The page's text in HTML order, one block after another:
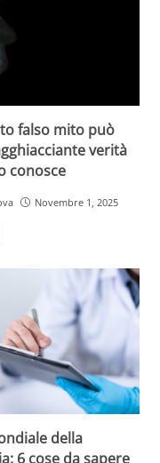
falso mito può
verità
conosce
Novembre 1, 2025
della
6 cose da sapere